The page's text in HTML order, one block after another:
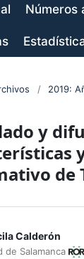
Números
/ 2019:
y
de
Calderón
de Salamanca